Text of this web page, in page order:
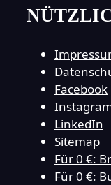
Facebook
LinkedIn
Sitemap
Für 0 €:
Für 0 €: